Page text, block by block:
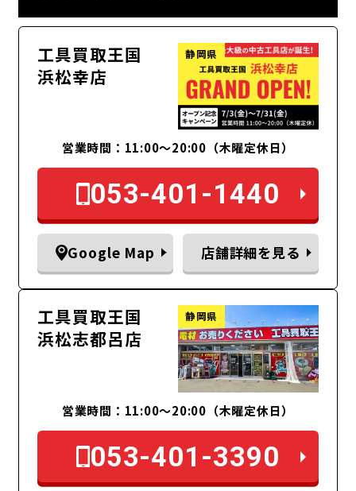
工具買取王国
浜松幸店
静岡県
営業時間：11:00〜20:00（木曜定休日）
053-401-1440
Google Map 店舗詳細を見る
工具買取王国
浜松志都呂店
静岡県
営業時間：11:00～20:00（木曜定休日）
053-401-3390